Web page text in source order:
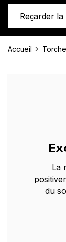
Regarder la
Accueil
La
du